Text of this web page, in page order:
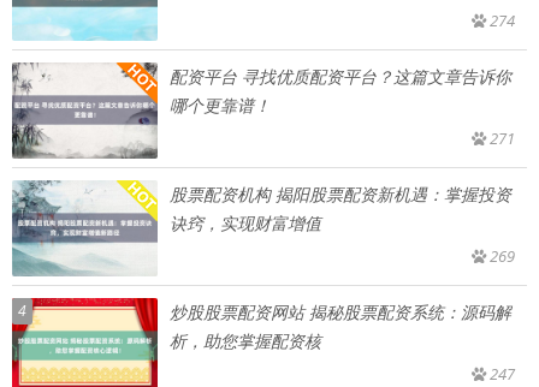
274
配资平台 寻找优质配资平台？这篇文章告诉你
哪个更靠谱！
271
股票配资机构 揭阳股票配资新机遇：掌握投资
诀窍，实现财富增值
269
4
炒股股票配资网站 揭秘股票配资系统：源码解
析，助您掌握配资核
247